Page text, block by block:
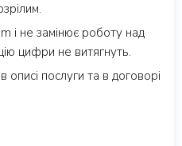
і не замінює роботу над
цифри не витягнуть.
описі послуги та в договорі